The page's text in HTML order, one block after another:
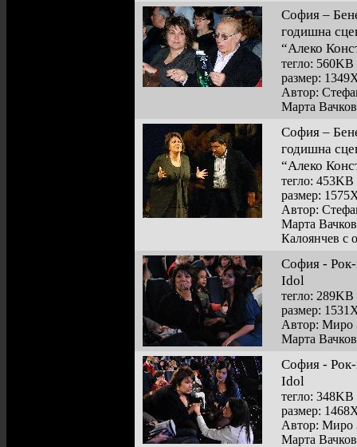
София –
годишна
“Алеко
тегло: 560KB
размер:
Автор:
Марта
София –
годишна
“Алеко
тегло: 453KB
размер:
Автор:
Марта
Калоянчев с
София - Рок-
Idol
тегло: 289KB
размер:
Автор: Миро
Марта
София - Рок-
Idol
тегло: 348KB
размер:
Автор: Миро
Марта